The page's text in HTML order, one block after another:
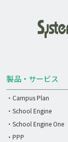
製品・サービス
・Campus Plan
・School Engine
・School Engine One
・PPP